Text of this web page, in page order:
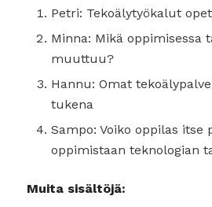
Petri: Tekoälytyökalut
Minna: Mikä oppimisessa
muuttuu?
Hannu: Omat
tukena
Sampo: Voiko oppilas itse
oppimistaan teknologian
Muita sisältöjä: